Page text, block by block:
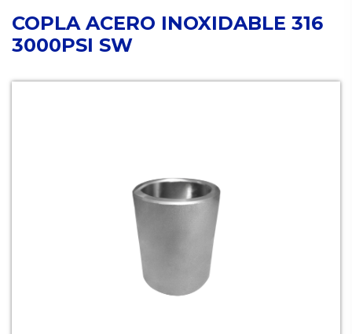
COPLA ACERO INOXIDABLE 316
3000PSI SW